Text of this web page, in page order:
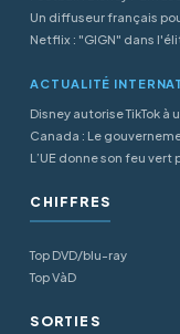
Un diffuseur français
Netflix : "GIGN" dans
ACTUALITÉ
Disney autorise TikTok
Canada : Le
L’UE donne son feu vert
CHIFFRES
Top DVD/blu-ray
Top VàD
SORTIES